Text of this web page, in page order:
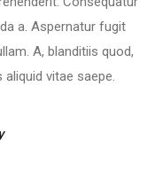
a. Aspernatur fugit
A, blanditiis quod,
vitae saepe.